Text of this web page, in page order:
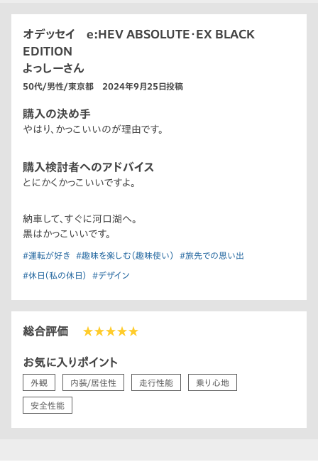
オデッセイ e:HEV ABSOLUTE・EX BLACK
EDITION
よっしーさん
50代/男性/東京都 2024年9月25日投稿
購入の決め手
やはり、かっこいいのが理由です。
購入検討者へのアドバイス
とにかくかっこいいですよ。
納車して、すぐに河口湖へ。
黒はかっこいいです。
#運転が好き #趣味を楽しむ（趣味使い） #旅先での思い出
#休日（私の休日） #デザイン
総合評価 ★★★★★
お気に入りポイント
外観 内装/居住性 走行性能 乗り心地
安全性能